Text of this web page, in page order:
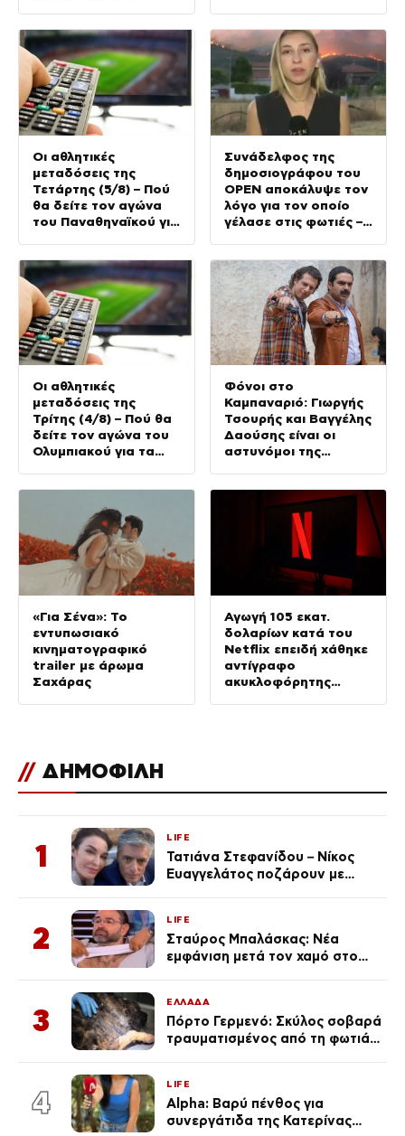
Οι αθλητικές
μεταδόσεις της
Τετάρτης (5/8) – Πού
θα δείτε τον αγώνα
του Παναθηναϊκού για
Συνάδελφος της
δημοσιογράφου του
OPEN αποκάλυψε τον
λόγο για τον οποίο
γέλασε στις φωτιές –
Οι αθλητικές
μεταδόσεις της
Τρίτης (4/8) – Πού θα
δείτε τον αγώνα του
Ολυμπιακού για τα
Φόνοι στο
Καμπαναριό: Γιωργής
Τσουρής και Βαγγέλης
Δαούσης είναι οι
αστυνόμοι της
«Για Σένα»: Το
εντυπωσιακό
κινηματογραφικό
trailer με άρωμα
Σαχάρας
Αγωγή 105 εκατ.
δολαρίων κατά του
Netflix επειδή χάθηκε
αντίγραφο
ακυκλοφόρητης
// ΔΗΜΟΦΙΛΗ
1
LIFE
Τατιάνα Στεφανίδου – Νίκος
Ευαγγελάτος ποζάρουν με
2
LIFE
Σταύρος Μπαλάσκας: Νέα
εμφάνιση μετά τον χαμό στο
3
ΕΛΛΑΔΑ
Πόρτο Γερμενό: Σκύλος σοβαρά
τραυματισμένος από τη φωτιά
4
LIFE
Alpha: Βαρύ πένθος για
συνεργάτιδα της Κατερίνας